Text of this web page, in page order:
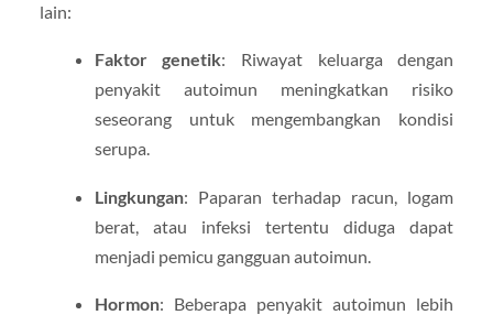
lain:
Faktor genetik: Riwayat keluarga dengan
penyakit autoimun meningkatkan risiko
seseorang untuk mengembangkan kondisi
serupa.
Lingkungan: Paparan terhadap racun, logam
berat, atau infeksi tertentu diduga dapat
menjadi pemicu gangguan autoimun.
Hormon: Beberapa penyakit autoimun lebih